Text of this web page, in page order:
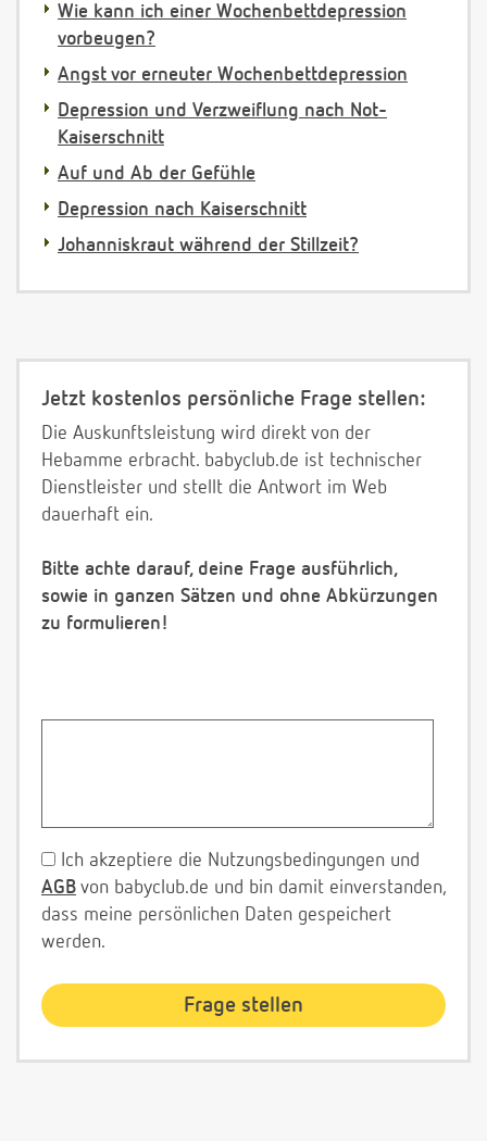
Wie kann ich einer Wochenbettdepression
vorbeugen?
Angst vor erneuter Wochenbettdepression
Depression und Verzweiflung nach Not-
Kaiserschnitt
Auf und Ab der Gefühle
Depression nach Kaiserschnitt
Johanniskraut während der Stillzeit?
Jetzt kostenlos persönliche Frage stellen:
Die Auskunftsleistung wird direkt von der
Hebamme erbracht. babyclub.de ist technischer
Dienstleister und stellt die Antwort im Web
dauerhaft ein.
Bitte achte darauf, deine Frage ausführlich,
sowie in ganzen Sätzen und ohne Abkürzungen
zu formulieren!
Ich akzeptiere die Nutzungsbedingungen und
AGB von babyclub.de und bin damit einverstanden,
dass meine persönlichen Daten gespeichert
werden.